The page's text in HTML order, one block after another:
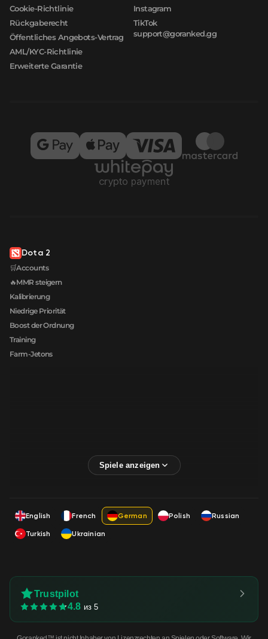
Cookie-Richtlinie
Rückgaberecht
Öffentliches Angebots-Vertrag
AML/KYC-Richtlinie
Erweiterte Garantie
Instagram
TikTok
support@goranked.gg
Dota 2
🛒Accounts
🔥MMR steigern
Kalibrierung
Niedrige Priorität
Boost der Ordnung
Training
Farm-Jetons
English French German Polish
Russian
Turkish
Ukrainian
Trustpilot
4.8 из 5